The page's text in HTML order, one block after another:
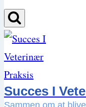
Succes I
Sammen om at